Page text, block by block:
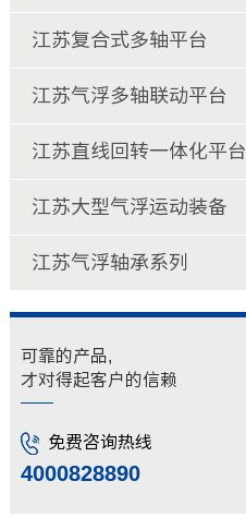
江苏复合式多轴平台
江苏气浮多轴联动平台
江苏直线回转一体化平台
江苏大型气浮运动装备
江苏气浮轴承系列
可靠的产品,
才对得起客户的信赖
免费咨询热线
4000828890